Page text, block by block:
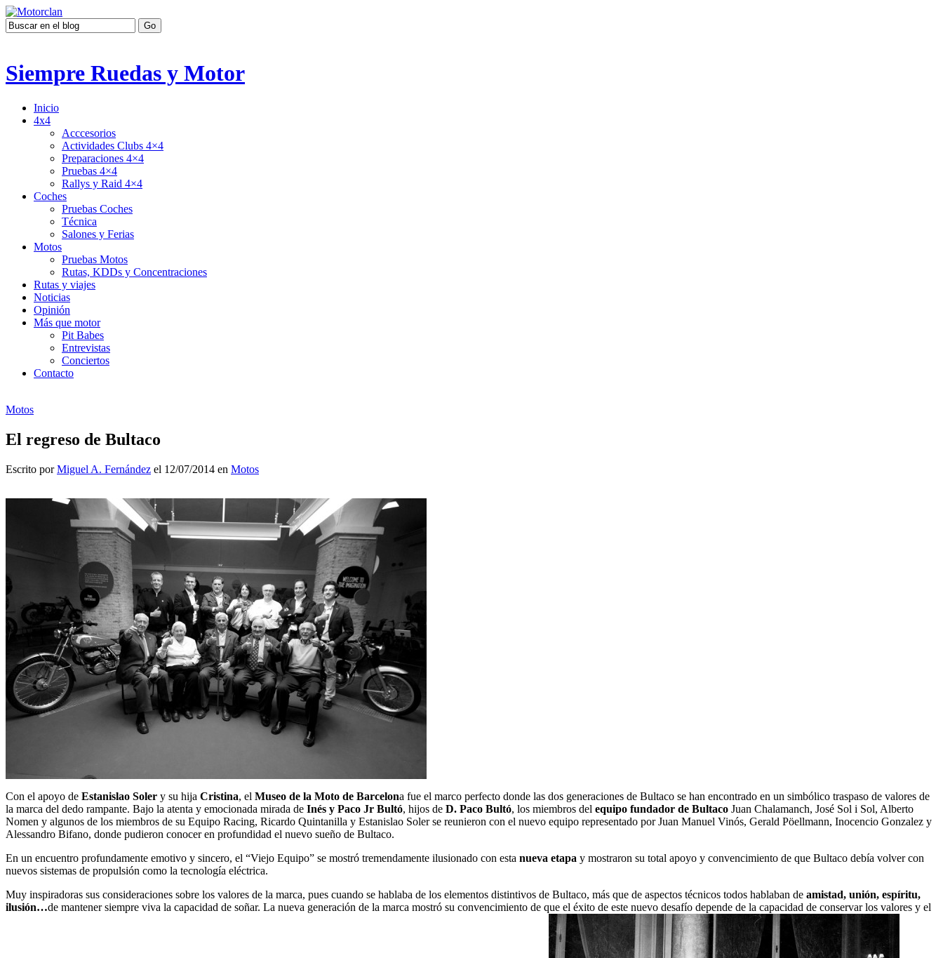
Siempre Ruedas y Motor
Inicio
4x4
Acccesorios
Actividades Clubs 4×4
Preparaciones 4×4
Pruebas 4×4
Rallys y Raid 4×4
Coches
Pruebas Coches
Técnica
Salones y Ferias
Motos
Pruebas Motos
Rutas, KDDs y Concentraciones
Rutas y viajes
Noticias
Opinión
Más que motor
Pit Babes
Entrevistas
Conciertos
Contacto
Motos
El regreso de Bultaco
Escrito porMiguel A. Fernández el 12/07/2014 en Motos
Con el apoyo de Estanislao Soler y su hija Cristina, el Museo de la Moto de Barcelona fue el marco perfecto donde las dos generaciones de Bultaco se han encontrado en un simbólico traspaso de valores de
la marca del dedo rampante. Bajo la atenta y emocionada mirada de Inés y Paco Jr Bultó, hijos de D. Paco Bultó, los miembros del equipo fundador de Bultaco Juan Chalamanch, José Sol i Sol, Alberto
Nomen y algunos de los miembros de su Equipo Racing, Ricardo Quintanilla y Estanislao Soler se reunieron con el nuevo equipo representado por Juan Manuel Vinós, Gerald Pöellmann, Inocencio Gonzalez y
Alessandro Bifano, donde pudieron conocer en profundidad el nuevo sueño de Bultaco.
En un encuentro profundamente emotivo y sincero, el “Viejo Equipo” se mostró tremendamente ilusionado con esta nueva etapa y mostraron su total apoyo y convencimiento de que Bultaco debía volver con
nuevos sistemas de propulsión como la tecnología eléctrica.
Muy inspiradoras sus consideraciones sobre los valores de la marca, pues cuando se hablaba de los elementos distintivos de Bultaco, más que de aspectos técnicos todos hablaban de amistad, unión, espíritu,
ilusión…de mantener siempre viva la capacidad de soñar. La nueva generación de la marca mostró su convencimiento de que el éxito de este nuevo desafío depende de la capacidad de conservar los valores y el